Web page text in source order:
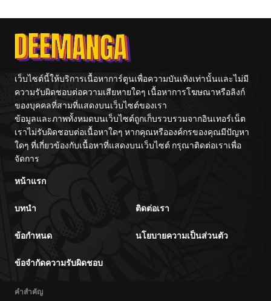
เว็บไซต์นี้ให้บริการเนื้อหาการ์ตูนเพื่อความบันเทิงเท่านั้นและไม่มี
ความรับผิดชอบต่อความเสียหายใดๆ เนื้อหาการโฆษณาหรือลิงก์
ของบุคคลที่สามที่แสดงบนเว็บไซต์ของเรา
ข้อมูลและภาพทั้งหมดบนเว็บไซต์ถูกเก็บรวบรวมจากอินเทอร์เน็ต
เราไม่รับผิดชอบต่อเนื้อหาใดๆ หากคุณหรือองค์กรของคุณมีปัญหา
ใดๆ ที่เกี่ยวข้องกับเนื้อหาที่แสดงบนเว็บไซต์ กรุณาติดต่อเราเพื่อ
จัดการ
หน้าแรก
บทนำ ติดต่อเรา
ข้อกำหนด นโยบายความเป็นส่วนตัว
ข้อจำกัดความรับผิดชอบ
คำสำคัญ